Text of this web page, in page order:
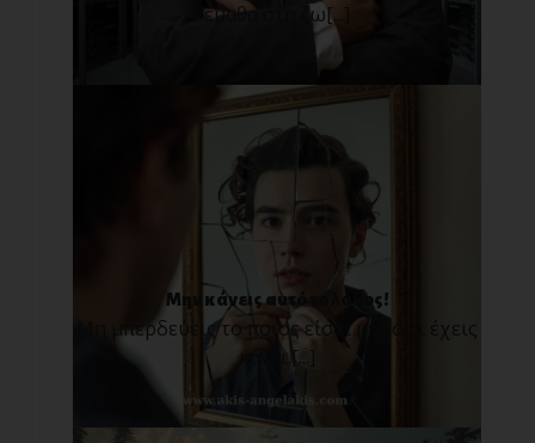
έμαθα στη ζω[...]
Μην κάνεις αυτό το λάθος!
Μη μπερδεύεις το ποιος είσαι με το τι έχεις
κάνει.[...]